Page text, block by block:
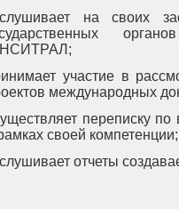
на своих
участие в
международных
переписку
своей компетенции;
отчеты